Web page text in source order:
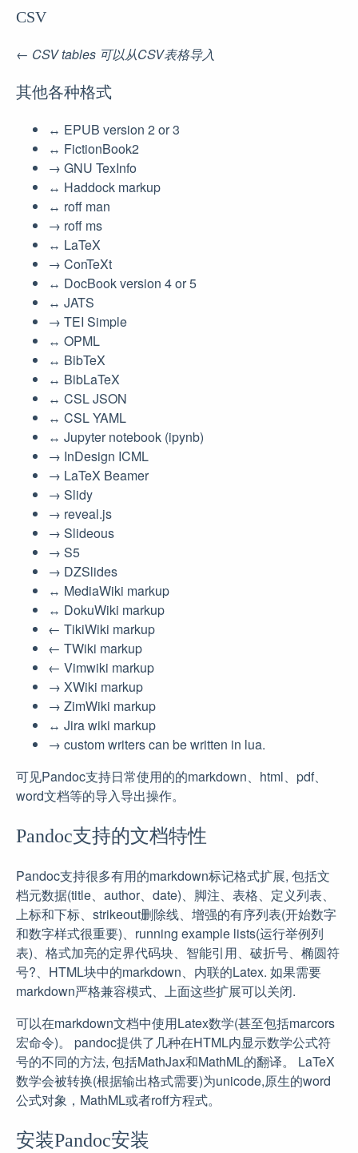
CSV
← CSV tables 可以从CSV表格导入
其他各种格式
↔︎ EPUB version 2 or 3
↔︎ FictionBook2
→ GNU TexInfo
↔︎ Haddock markup
↔︎ roff man
→ roff ms
↔︎ LaTeX
→ ConTeXt
↔︎ DocBook version 4 or 5
↔︎ JATS
→ TEI Simple
↔︎ OPML
↔︎ BibTeX
↔︎ BibLaTeX
↔︎ CSL JSON
↔︎ CSL YAML
↔︎ Jupyter notebook (ipynb)
→ InDesign ICML
→ LaTeX Beamer
→ Slidy
→ reveal.js
→ Slideous
→ S5
→ DZSlides
↔︎ MediaWiki markup
↔︎ DokuWiki markup
← TikiWiki markup
← TWiki markup
← Vimwiki markup
→ XWiki markup
→ ZimWiki markup
↔︎ Jira wiki markup
→ custom writers can be written in lua.
可见Pandoc支持日常使用的的markdown、html、pdf、
word文档等的导入导出操作。
Pandoc支持的文档特性
Pandoc支持很多有用的markdown标记格式扩展, 包括文
档元数据(title、author、date)、脚注、表格、定义列表、
上标和下标、strikeout删除线、增强的有序列表(开始数字
和数字样式很重要)、running example lists(运行举例列
表)、格式加亮的定界代码块、智能引用、破折号、椭圆符
号?、HTML块中的markdown、内联的Latex. 如果需要
markdown严格兼容模式、上面这些扩展可以关闭.
可以在markdown文档中使用Latex数学(甚至包括marcors
宏命令)。 pandoc提供了几种在HTML内显示数学公式符
号的不同的方法, 包括MathJax和MathML的翻译。 LaTeX
数学会被转换(根据输出格式需要)为unicode,原生的word
公式对象，MathML或者roff方程式。
安装Pandoc安装